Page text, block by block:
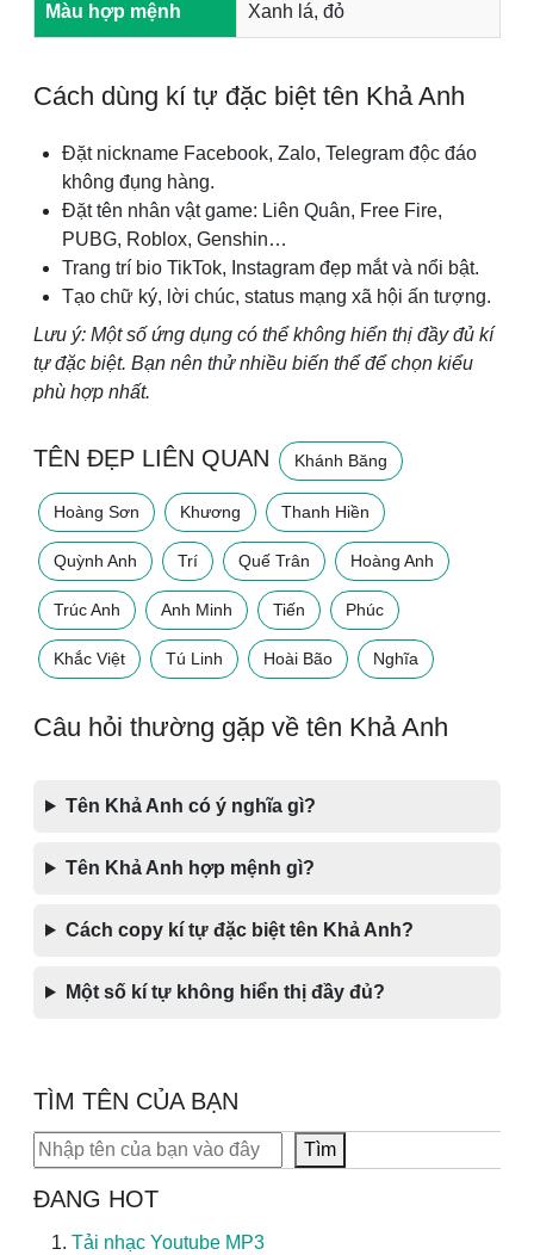
Màu hợp mệnh Xanh lá, đỏ
Cách dùng kí tự đặc biệt tên Khả Anh
Đặt nickname Facebook, Zalo, Telegram độc đáo
không đụng hàng.
Đặt tên nhân vật game: Liên Quân, Free Fire,
PUBG, Roblox, Genshin…
Trang trí bio TikTok, Instagram đẹp mắt và nổi bật.
Tạo chữ ký, lời chúc, status mạng xã hội ấn tượng.
Lưu ý: Một số ứng dụng có thể không hiển thị đầy đủ kí
tự đặc biệt. Bạn nên thử nhiều biến thể để chọn kiểu
phù hợp nhất.
TÊN ĐẸP LIÊN QUAN Khánh Băng
Hoàng Sơn Khương Thanh Hiền
Quỳnh Anh Trí Quế Trân Hoàng Anh
Trúc Anh Anh Minh Tiến Phúc
Khắc Việt Tú Linh Hoài Bão Nghĩa
Câu hỏi thường gặp về tên Khả Anh
Tên Khả Anh có ý nghĩa gì?
Tên Khả Anh hợp mệnh gì?
Cách copy kí tự đặc biệt tên Khả Anh?
Một số kí tự không hiển thị đầy đủ?
TÌM TÊN CỦA BẠN
Tìm kiếm Tìm
ĐANG HOT
Tải nhạc Youtube MP3